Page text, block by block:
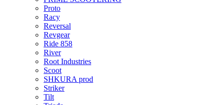
Proto
Racy
Reversal
Revgear
Ride 858
River
Root Industries
Scoot
SHKURA рrоd
Striker
Tilt